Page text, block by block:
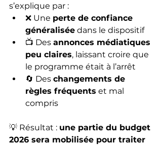
s’explique par :
❌ Une perte de confiance
généralisée dans le dispositif
📺 Des annonces médiatiques
peu claires, laissant croire que
le programme était à l’arrêt
🔄 Des changements de
règles fréquents et mal
compris
💡 Résultat : une partie du budget
2026 sera mobilisée pour traiter